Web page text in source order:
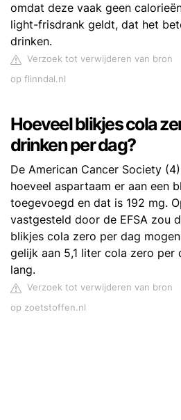
omdat deze vaak geen
light-frisdrank geldt, dat het
drinken.
Verzoek tot verwijderen van bron
op flinndal.nl
Hoeveel blikjes cola
drinken per dag?
De American Cancer Society
hoeveel aspartaam er aan een
toegevoegd en dat is 192 mg.
vastgesteld door de EFSA zou
blikjes cola zero per dag
gelijk aan 5,1 liter cola zero per
lang.
Verzoek tot verwijderen van bron
op zoetstoffen.nl